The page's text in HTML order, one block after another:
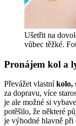
Ušetřit na
vůbec těžké.
Pronájem kol a
Převážet vlastníkolo,
za dopravu, více
je ale možné si
potěšilo, že některé
je výhodné hlavně při